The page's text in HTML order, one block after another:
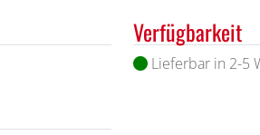
Verfügbarkeit
Lieferbar in 2-5